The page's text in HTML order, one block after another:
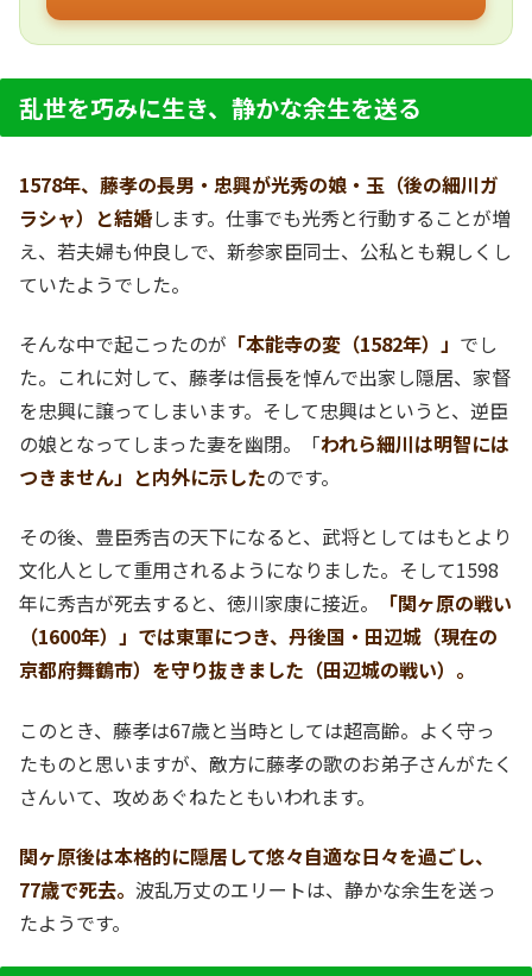
乱世を巧みに生き、静かな余生を送る
1578年、藤孝の長男・忠興が光秀の娘・玉（後の細川ガ
ラシャ）と結婚します。仕事でも光秀と行動することが増
え、若夫婦も仲良しで、新参家臣同士、公私とも親しくし
ていたようでした。
そんな中で起こったのが 「本能寺の変（1582年）」 でし
た。これに対して、藤孝は信長を悼んで出家し隠居、家督
を忠興に譲ってしまいます。そして忠興はというと、逆臣
の娘となってしまった妻を幽閉。「われら細川は明智には
つきません」と内外に示したのです。
その後、豊臣秀吉の天下になると、武将としてはもとより
文化人として重用されるようになりました。そして1598
年に秀吉が死去すると、徳川家康に接近。
「関ヶ原の戦い
（1600年）」では東軍につき、丹後国・田辺城（現在の
京都府舞鶴市）を守り抜きました（田辺城の戦い）。
このとき、藤孝は67歳と当時としては超高齢。よく守っ
たものと思いますが、敵方に藤孝の歌のお弟子さんがたく
さんいて、攻めあぐねたともいわれます。
関ヶ原後は本格的に隠居して悠々自適な日々を過ごし、
77歳で死去。 波乱万丈のエリートは、静かな余生を送っ
たようです。